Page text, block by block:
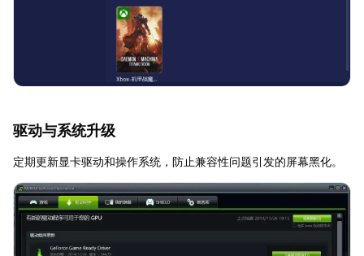
驱动与系统升级
定期更新显卡驱动和操作系统，防止兼容性问题引发的屏幕黑化。